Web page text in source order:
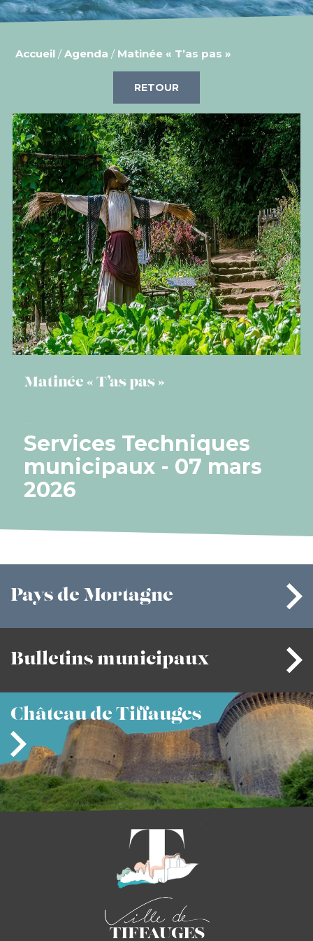
Accueil /Agenda / Matinée « T’as pas »
RETOUR
Matinée « T’as pas »
Services Techniques
municipaux - 07 mars
2026
Pays de Mortagne
Bulletins municipaux
Châteaude Tiffauges